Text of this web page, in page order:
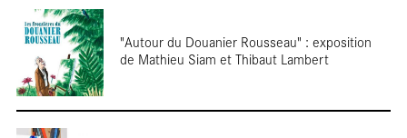
"Autour du Douanier Rousseau" : exposition
de Mathieu Siam et Thibaut Lambert